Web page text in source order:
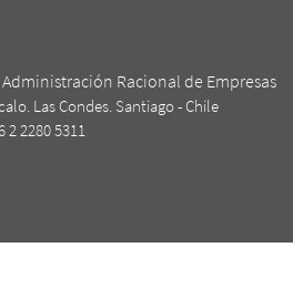
Racional de Empresas
Las Condes. Santiago - Chile
2 2280 5311